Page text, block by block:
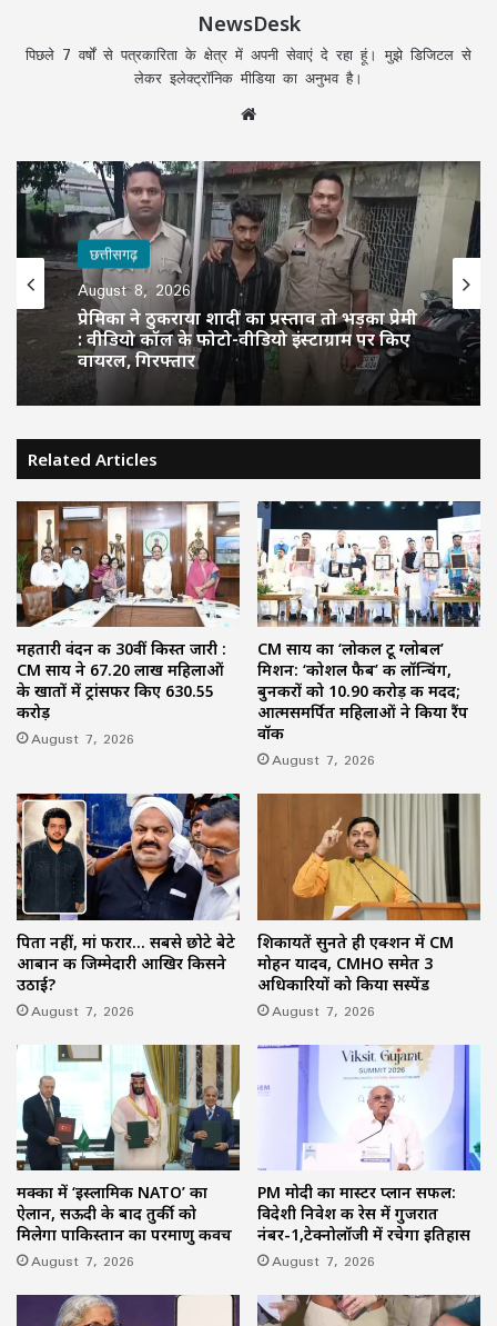
NewsDesk
पिछले 7 वर्षों से पत्रकारिता के क्षेत्र में अपनी सेवाएं दे रहा हूं। मुझे डिजिटल से
लेकर इलेक्ट्रॉनिक मीडिया का अनुभव है।
छत्तीसगढ़
August 8, 2026
प्रेमिका ने ठुकराया शादी का प्रस्ताव तो भड़का प्रेमी
वायरल, गिरफ्तार
छत्तीसगढ़
August 8, 2026
CM TODAY SCHEDULE: CM विष्णुदेव साय
दोपहर में ‘सेन शक्ति सम्मेलन’, शाम को देश के बड़े
शेड्यूल…
Related Articles
महतारी वंदन की 30वीं किस्त जारी :
CM साय ने 67.20 लाख महिलाओं
के खातों में ट्रांसफर किए ₹630.55
करोड़
August 7, 2026
CM साय का ‘लोकल टू ग्लोबल’
मिशन: ‘कोशल फैब’ की लॉन्चिंग,
बुनकरों को 10.90 करोड़ की मदद;
आत्मसमर्पित महिलाओं ने किया रैंप
वॉक
August 7, 2026
पिता नहीं, मां फरार… सबसे छोटे बेटे
आबान की जिम्मेदारी आखिर किसने
उठाई?
August 7, 2026
शिकायतें सुनते ही एक्शन में CM
मोहन यादव, CMHO समेत 3
अधिकारियों को किया सस्पेंड
August 7, 2026
मक्का में ‘इस्लामिक NATO’ का
ऐलान, सऊदी के बाद तुर्की को
मिलेगा पाकिस्तान का परमाणु कवच
August 7, 2026
PM मोदी का मास्टर प्लान सफल:
विदेशी निवेश की रेस में गुजरात
नंबर-1,टेक्नोलॉजी में रचेगा इतिहास
August 7, 2026